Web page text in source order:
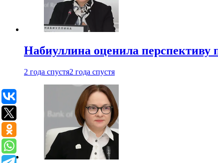
Набиуллина оценила перспективу
2 года спустя2 года спустя